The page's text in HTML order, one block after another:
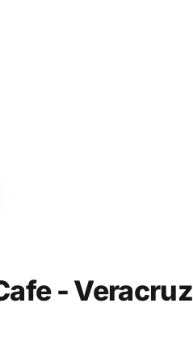
- Veracruz